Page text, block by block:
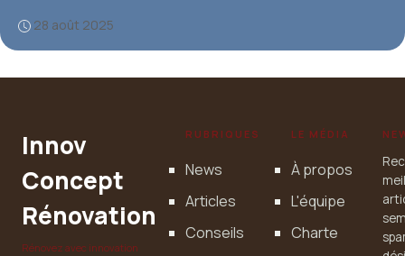
28 août 2025
Innov
Concept
Rénovation
Rénovez avec innovation
RUBRIQUES
News
Articles
Conseils
LE MÉDIA
À propos
L'équipe
Charte